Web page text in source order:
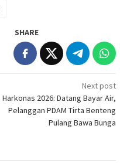
SHARE
Next post
Harkonas 2026: Datang Bayar Air,
Pelanggan PDAM Tirta Benteng
Pulang Bawa Bunga